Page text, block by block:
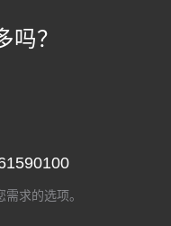
吗？
求的选项。